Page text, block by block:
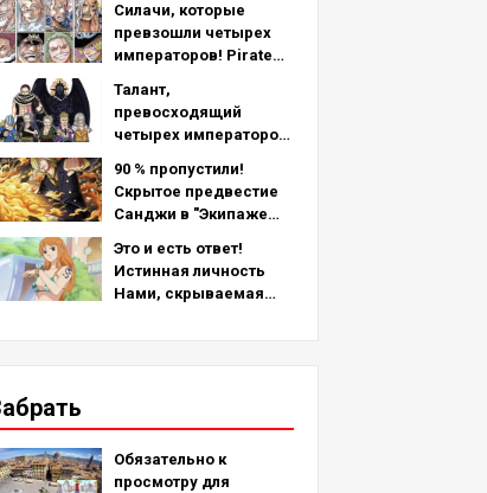
левой рукой -
подробный анализ
последней главы!
Силачи, которые
превзошли четырех
императоров! Pirate
рейтинг ТОП-11 (с 5-го
по 1-е место)
Талант,
превосходящий
четырех императоров!
персонажей
пиратской команды №
2 (с 11-го по 6-е место)
90 % пропустили!
Скрытое предвестие
Санджи в "Экипаже
Это и есть ответ!
Истинная личность
Нами, скрываемая
Обязательно к
просмотру для